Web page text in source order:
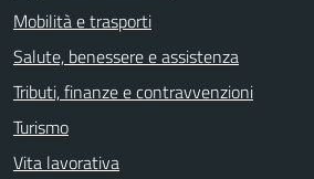
Mobilità e trasporti
Salute, benessere e assistenza
Tributi, finanze e contravvenzioni
Turismo
Vita lavorativa